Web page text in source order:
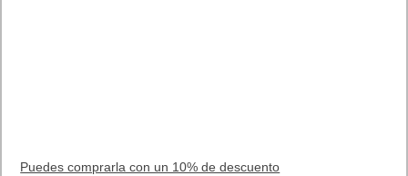
Puedes comprarla con un 10% de descuento